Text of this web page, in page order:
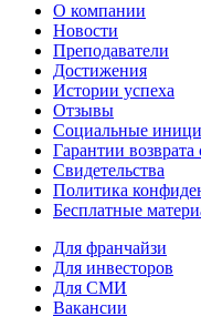
О компании
Новости
Преподаватели
Достижения
Истории успеха
Отзывы
Социальные
Гарантии возврата
Свидетельства
Политика
Бесплатные
Для франчайзи
Для инвесторов
Для СМИ
Вакансии